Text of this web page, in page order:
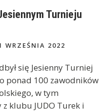
Turnieju
WRZEŚNIA 2022
się Jesienny Turniej
ponad 100 zawodników
w tym
klubu JUDO Turek i